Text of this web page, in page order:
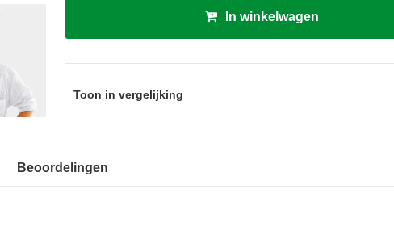
In winkelwagen
Toon in vergelijking
Beoordelingen